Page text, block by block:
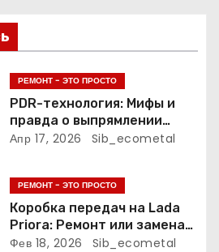
РЕМОНТ - ЭТО ПРОСТО
PDR-технология: Мифы и
правда о выпрямлении
вмятин без покрасочной
Апр 17, 2026 Sib_ecometal
РЕМОНТ - ЭТО ПРОСТО
Коробка передач на Lada
Priora: Ремонт или замена?
Подробное руководство
Фев 18, 2026 Sib_ecometal